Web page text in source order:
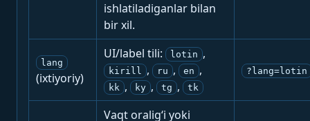
ishlatiladiganlar bilan
bir xil.
lang
(ixtiyoriy)
UI/label tili: lotin ,
kirill , ru , en ,
kk , ky , tg , tk
?lang=lotin
Vaqt oralig‘i yoki